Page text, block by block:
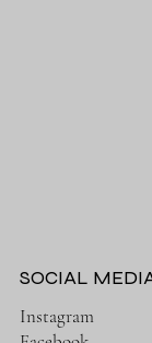
SOCIAL
Instagram